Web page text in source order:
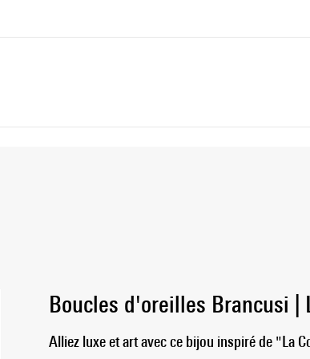
Boucles d'oreilles Brancusi |
Alliez luxe et art avec ce bijou inspiré de "La